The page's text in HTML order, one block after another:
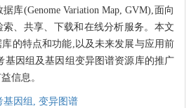
库(Genome Variation Map, GVM),面向
索、共享、下载和在线分析服务。本文
的特点和功能,以及未来发展与应用前
基因组及基因组变异图谱资源库的推广
信息。
基因组, 变异图谱